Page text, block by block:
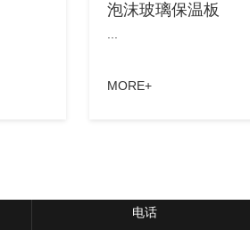
泡沫玻璃保温板
MORE+
电话